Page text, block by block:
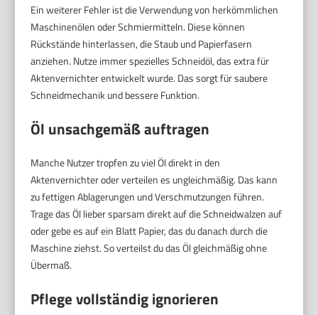
Ein weiterer Fehler ist die Verwendung von herkömmlichen
Maschinenölen oder Schmiermitteln. Diese können
Rückstände hinterlassen, die Staub und Papierfasern
anziehen. Nutze immer spezielles Schneidöl, das extra für
Aktenvernichter entwickelt wurde. Das sorgt für saubere
Schneidmechanik und bessere Funktion.
Öl unsachgemäß auftragen
Manche Nutzer tropfen zu viel Öl direkt in den
Aktenvernichter oder verteilen es ungleichmäßig. Das kann
zu fettigen Ablagerungen und Verschmutzungen führen.
Trage das Öl lieber sparsam direkt auf die Schneidwalzen auf
oder gebe es auf ein Blatt Papier, das du danach durch die
Maschine ziehst. So verteilst du das Öl gleichmäßig ohne
Übermaß.
Pflege vollständig ignorieren